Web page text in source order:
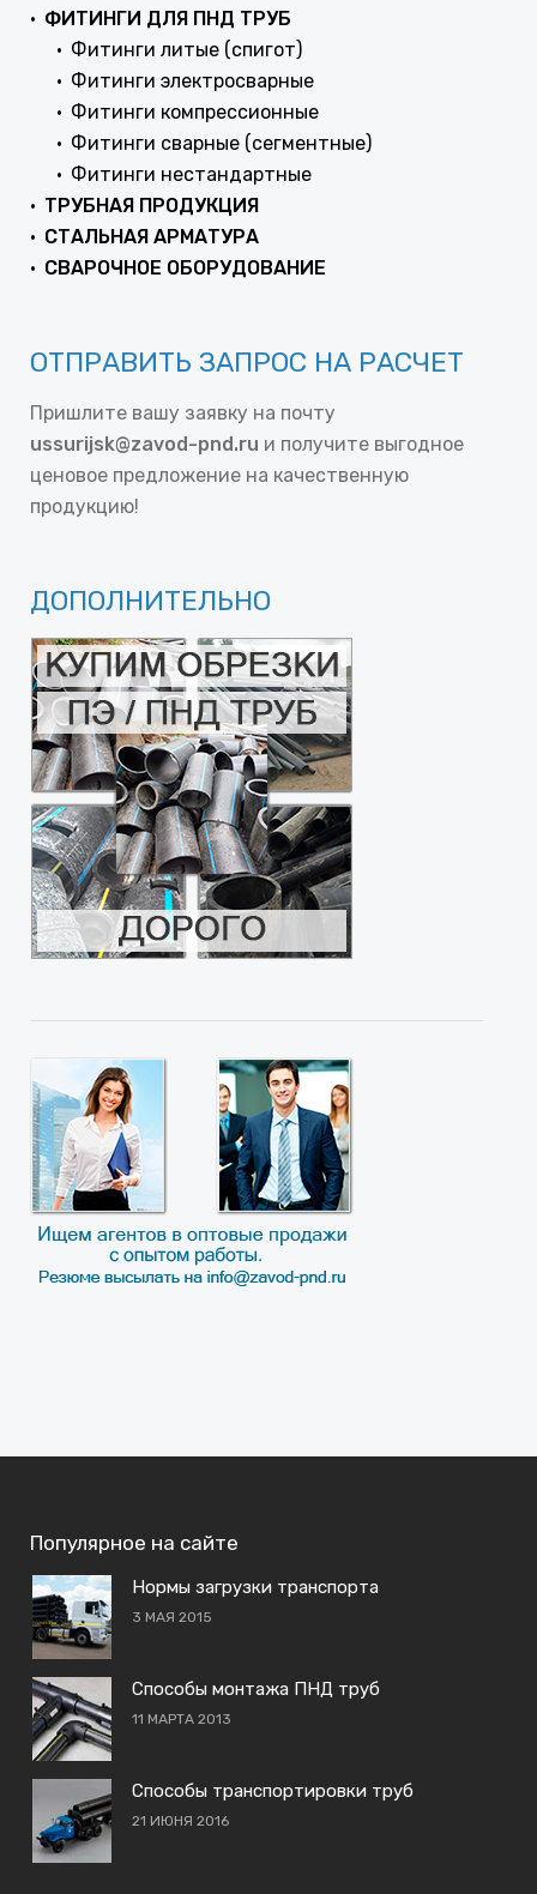
ФИТИНГИ ДЛЯ ПНД ТРУБ
Фитинги литые (спигот)
Фитинги электросварные
Фитинги компрессионные
Фитинги сварные (сегментные)
Фитинги нестандартные
ТРУБНАЯ ПРОДУКЦИЯ
СТАЛЬНАЯ АРМАТУРА
СВАРОЧНОЕ ОБОРУДОВАНИЕ
ОТПРАВИТЬ ЗАПРОС НА РАСЧЕТ
Пришлите вашу заявку на почту
ussurijsk@zavod-pnd.ru и получите выгодное
ценовое предложение на качественную
продукцию!
ДОПОЛНИТЕЛЬНО
Популярное на сайте
Нормы загрузки транспорта
3 МАЯ 2015
Способы монтажа ПНД труб
11 МАРТА 2013
Способы транспортировки труб
21 ИЮНЯ 2016